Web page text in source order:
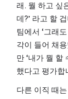
래. 뭘 하고 싶
데?’ 라고 할
팀에서 ‘그래
각이 들어 채
만 ‘내가 뭘 할
했다고 평가합
다른 이직 때